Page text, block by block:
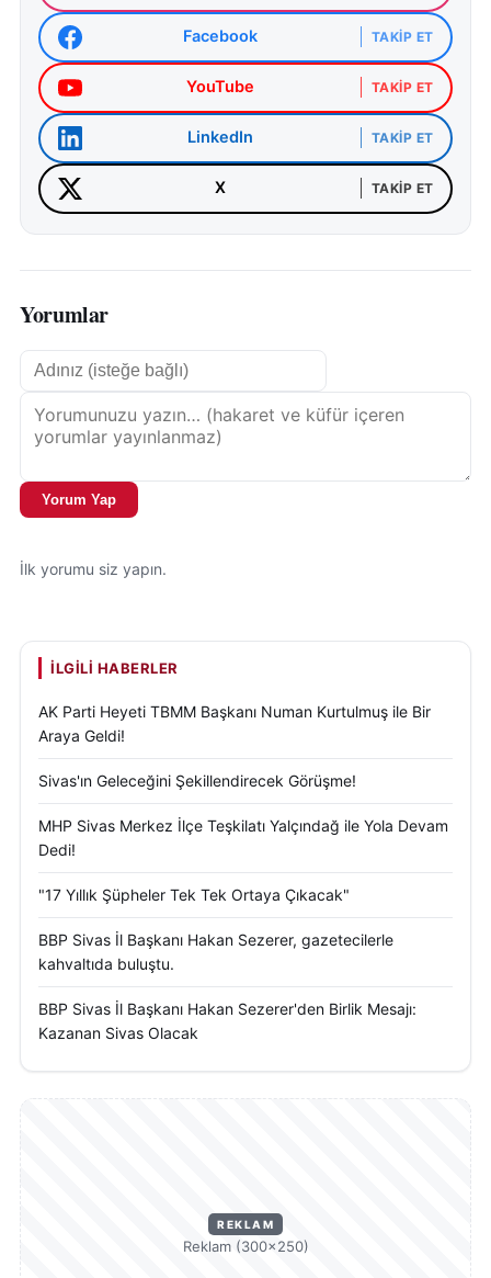
Facebook TAKIP ET
YouTube TAKIP ET
LinkedIn TAKIP ET
X TAKIP ET
Yorumlar
Yorum Yap
İlk yorumu siz yapın.
İLGILI HABERLER
AK Parti Heyeti TBMM Başkanı Numan Kurtulmuş ile Bir
Araya Geldi!
Sivas'ın Geleceğini Şekillendirecek Görüşme!
MHP Sivas Merkez İlçe Teşkilatı Yalçındağ ile Yola Devam
Dedi!
"17 Yıllık Şüpheler Tek Tek Ortaya Çıkacak"
BBP Sivas İl Başkanı Hakan Sezerer, gazetecilerle
kahvaltıda buluştu.
BBP Sivas İl Başkanı Hakan Sezerer'den Birlik Mesajı:
Kazanan Sivas Olacak
REKLAM
Reklam (300×250)